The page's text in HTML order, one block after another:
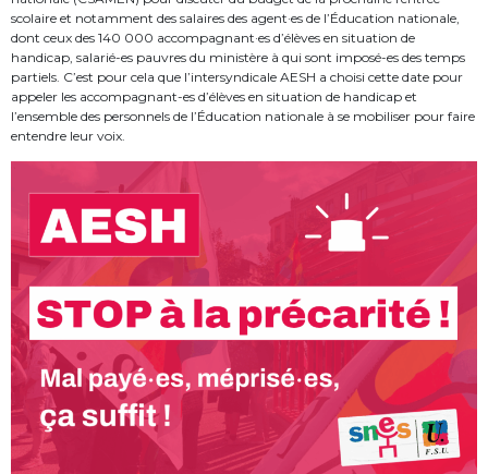
scolaire et notamment des salaires des agent·es de l’Éducation nationale,
dont ceux des 140 000 accompagnant·es d’élèves en situation de
handicap, salarié-es pauvres du ministère à qui sont imposé-es des temps
partiels. C’est pour cela que l’intersyndicale AESH a choisi cette date pour
appeler les accompagnant-es d’élèves en situation de handicap et
l’ensemble des personnels de l’Éducation nationale à se mobiliser pour faire
entendre leur voix.